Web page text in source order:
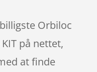
Orbiloc
på nettet,
at finde